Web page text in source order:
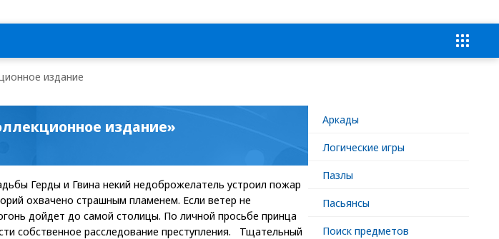
издание
издание»
Герды и Гвина некий недоброжелатель устроил пожар
охвачено страшным пламенем. Если ветер не
дойдет до самой столицы. По личной просьбе принца
собственное расследование преступления. Тщательный
Аркады
Логические игры
Пазлы
Пасьянсы
Поиск предметов